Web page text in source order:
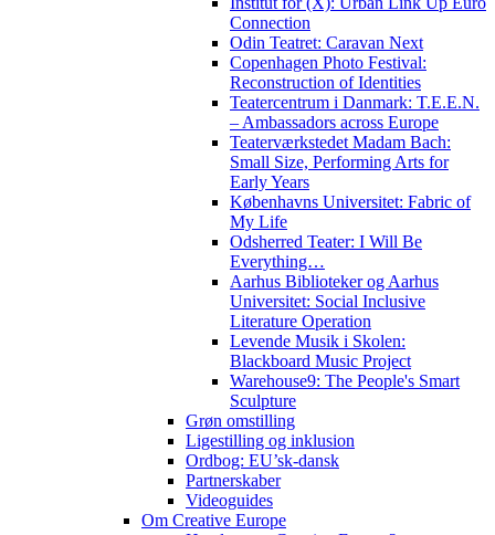
Connection
Odin Teatret: Caravan Next
Copenhagen Photo Festival:
Reconstruction of Identities
Teatercentrum i Danmark: T.E.E.N.
– Ambassadors across Europe
Teaterværkstedet Madam Bach:
Small Size, Performing Arts for
Early Years
Københavns Universitet: Fabric of
My Life
Odsherred Teater: I Will Be
Everything…
Aarhus Biblioteker og Aarhus
Universitet: Social Inclusive
Literature Operation
Levende Musik i Skolen:
Blackboard Music Project
Warehouse9: The People's Smart
Sculpture
Grøn omstilling
Ligestilling og inklusion
Ordbog: EU’sk-dansk
Partnerskaber
Videoguides
Om Creative Europe